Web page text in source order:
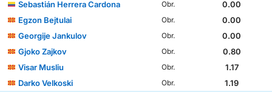
Sebastián Herrera Cardona Obr.
0.00
Egzon Bejtulai
Obr.
0.00
Georgije Jankulov
Obr.
0.00
Gjoko Zajkov
Obr.
0.80
Visar Musliu
Obr.
1.17
Darko Velkoski
Obr.
1.19